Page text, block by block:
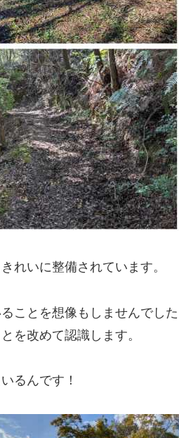
れいに整備されています。
ことを想像もしませんでした
を改めて認識します。
るんです！